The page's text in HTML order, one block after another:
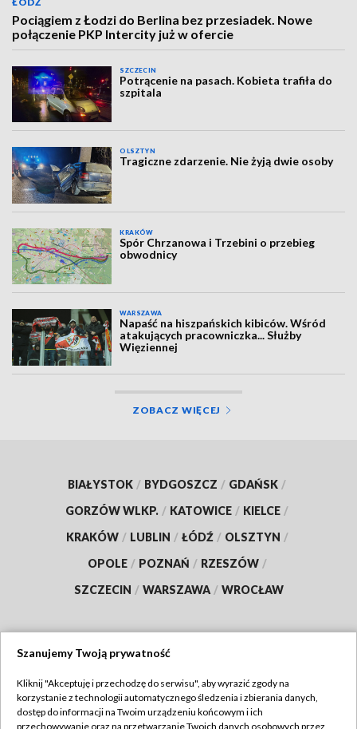
Pociągiem z Łodzi do Berlina bez przesiadek. Nowe
połączenie PKP Intercity już w ofercie
SZCZECIN
Potrącenie na pasach. Kobieta trafiła do
szpitala
OLSZTYN
Tragiczne zdarzenie. Nie żyją dwie osoby
KRAKÓW
Spór Chrzanowa i Trzebini o przebieg
obwodnicy
WARSZAWA
Napaść na hiszpańskich kibiców. Wśród
atakujących pracowniczka... Służby
Więziennej
ZOBACZ WIĘCEJ
BIAŁYSTOK / BYDGOSZCZ / GDAŃSK /
GORZÓW WLKP. / KATOWICE / KIELCE /
KRAKÓW / LUBLIN / ŁÓDŹ / OLSZTYN /
OPOLE / POZNAŃ / RZESZÓW /
SZCZECIN / WARSZAWA / WROCŁAW
TVP
Szanujemy Twoją prywatność
Kliknij "Akceptuję i przechodzę do serwisu", aby wyrazić zgody na
korzystanie z technologii automatycznego śledzenia i zbierania danych,
dostęp do informacji na Twoim urządzeniu końcowym i ich
przechowywanie oraz na przetwarzanie Twoich danych osobowych przez